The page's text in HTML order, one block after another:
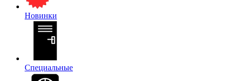
Новинки
Специальные